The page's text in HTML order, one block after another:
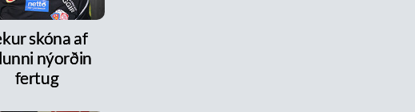
skóna af
nýorðin
fertug